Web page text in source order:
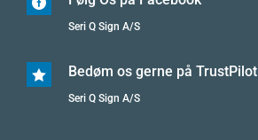

Seri Q Sign A/S
 Bedøm os gerne på TrustPilot
Seri Q Sign A/S